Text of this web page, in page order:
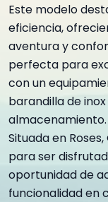
Este modelo
eficiencia,
aventura y
perfecta para
con un
barandilla de
almacenamiento.
Situada en
para ser
oportunidad de
funcionalidad en